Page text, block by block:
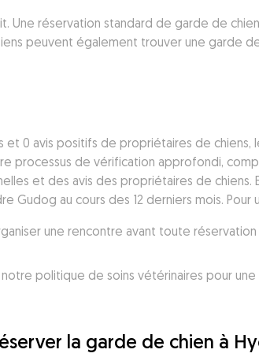
Une réservation standard de garde de
peuvent également trouver une garde
0 avis positifs de propriétaires de
processus de vérification approfondi,
et des avis des propriétaires de chiens.
au cours des 12 derniers mois. Pour
une rencontre avant toute
politique de soins vétérinaires pour
la garde de chien à